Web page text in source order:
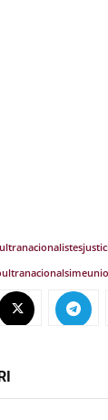
ultranacionalsime